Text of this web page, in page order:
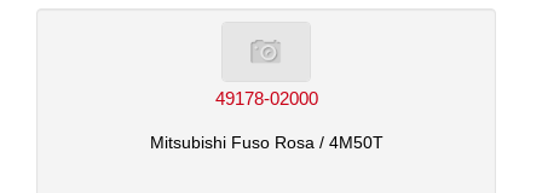
49178-02000
Mitsubishi Fuso Rosa / 4M50T